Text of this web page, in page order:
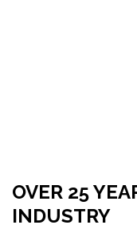
OVER 25
INDUSTRY